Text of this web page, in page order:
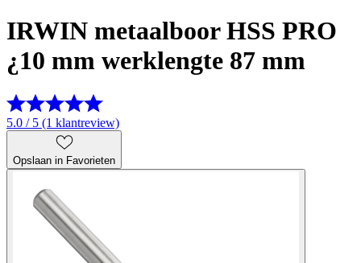
IRWIN metaalboor HSS PRO
¿10 mm werklengte 87 mm
5.0 / 5 (1 klantreview)
Opslaan in Favorieten